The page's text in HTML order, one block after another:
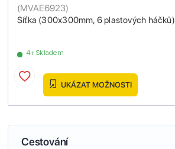
Síťka (300x300mm, 6 plastových háčků)
(MVAE6923)
4+ Skladem
UKÁZAT MOŽNOSTI
Cestování